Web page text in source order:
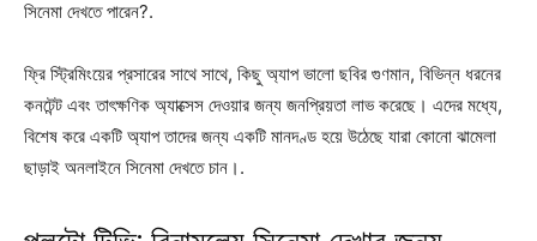
সিনেমা দেখতে পারেন?.
ফ্রি স্ট্রিমিংয়ের প্রসারের সাথে সাথে, কিছু অ্যাপ ভালো ছবির গুণমান, বিভিন্ন ধরনের
কনটেন্ট এবং তাৎক্ষণিক অ্যাক্সেস দেওয়ার জন্য জনপ্রিয়তা লাভ করেছে। এদের মধ্যে,
বিশেষ করে একটি অ্যাপ তাদের জন্য একটি মানদণ্ড হয়ে উঠেছে যারা কোনো ঝামেলা
ছাড়াই অনলাইনে সিনেমা দেখতে চান।.